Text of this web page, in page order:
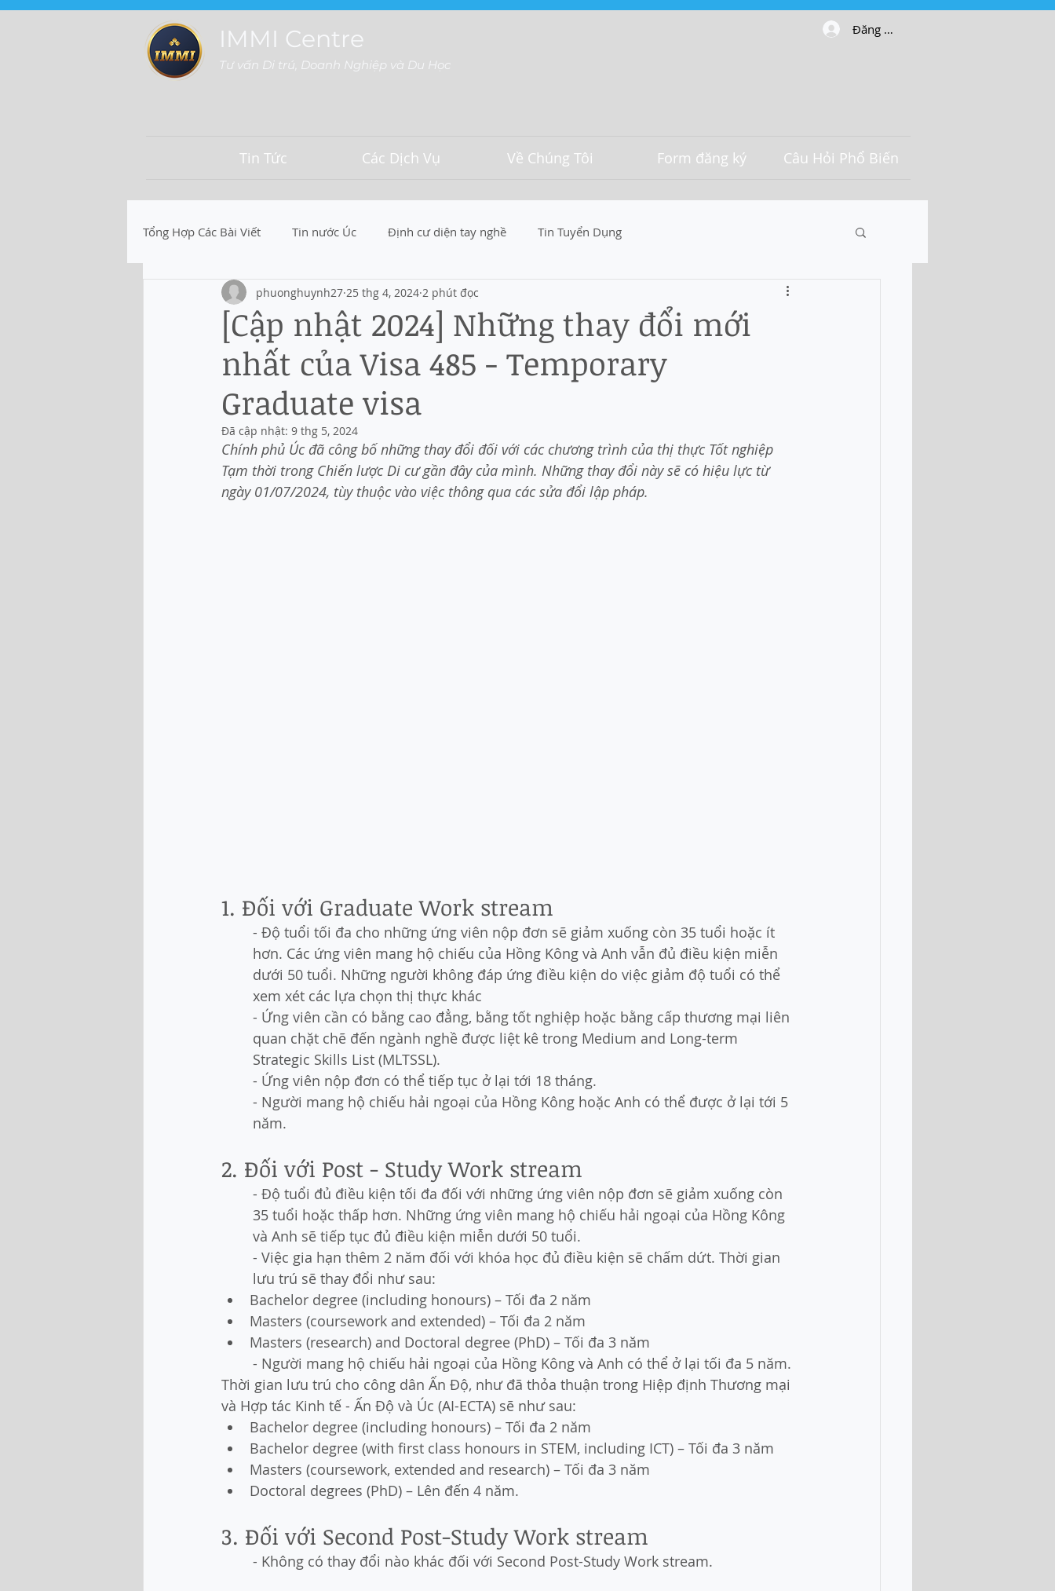
IMMI Centre
Tư vấn Di trú, Doanh Nghiệp và Du Học
Đăng nhập
Tin Tức Các Dịch Vụ Về Chúng Tôi Form đăng ký Câu Hỏi Phổ Biến
Tổng Hợp Các Bài Viết Tin nước Úc Định cư diện tay nghề Tin Tuyển Dụng
[Cập nhật 2024] Những thay đổi mới
nhất của Visa 485 - Temporary
Graduate visa
phuonghuynh27 25 thg 4, 2024 2 phút đọc
Đã cập nhật: 9 thg 5, 2024
Chính phủ Úc đã công bố những thay đổi đối với các chương trình của thị thực Tốt nghiệp
Tạm thời trong Chiến lược Di cư gần đây của mình. Những thay đổi này sẽ có hiệu lực từ
ngày 01/07/2024, tùy thuộc vào việc thông qua các sửa đổi lập pháp.
1. Đối với Graduate Work stream
- Độ tuổi tối đa cho những ứng viên nộp đơn sẽ giảm xuống còn 35 tuổi hoặc ít
hơn. Các ứng viên mang hộ chiếu của Hồng Kông và Anh vẫn đủ điều kiện miễn
dưới 50 tuổi. Những người không đáp ứng điều kiện do việc giảm độ tuổi có thể
xem xét các lựa chọn thị thực khác
- Ứng viên cần có bằng cao đẳng, bằng tốt nghiệp hoặc bằng cấp thương mại liên
quan chặt chẽ đến ngành nghề được liệt kê trong Medium and Long-term
Strategic Skills List (MLTSSL).
- Ứng viên nộp đơn có thể tiếp tục ở lại tới 18 tháng.
- Người mang hộ chiếu hải ngoại của Hồng Kông hoặc Anh có thể được ở lại tới 5
năm.
2. Đối với Post - Study Work stream
- Độ tuổi đủ điều kiện tối đa đối với những ứng viên nộp đơn sẽ giảm xuống còn
35 tuổi hoặc thấp hơn. Những ứng viên mang hộ chiếu hải ngoại của Hồng Kông
và Anh sẽ tiếp tục đủ điều kiện miễn dưới 50 tuổi.
- Việc gia hạn thêm 2 năm đối với khóa học đủ điều kiện sẽ chấm dứt. Thời gian
lưu trú sẽ thay đổi như sau:
Bachelor degree (including honours) – Tối đa 2 năm
Masters (coursework and extended) – Tối đa 2 năm
Masters (research) and Doctoral degree (PhD) – Tối đa 3 năm
- Người mang hộ chiếu hải ngoại của Hồng Kông và Anh có thể ở lại tối đa 5 năm.
Thời gian lưu trú cho công dân Ấn Độ, như đã thỏa thuận trong Hiệp định Thương mại
và Hợp tác Kinh tế - Ấn Độ và Úc (AI-ECTA) sẽ như sau:
Bachelor degree (including honours) – Tối đa 2 năm
Bachelor degree (with first class honours in STEM, including ICT) – Tối đa 3 năm
Masters (coursework, extended and research) – Tối đa 3 năm
Doctoral degrees (PhD) – Lên đến 4 năm.
3. Đối với Second Post-Study Work stream
- Không có thay đổi nào khác đối với Second Post-Study Work stream.